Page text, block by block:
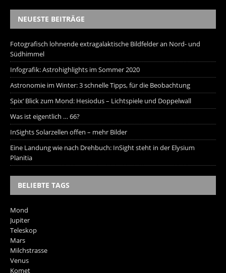
NEUESTE BEITRÄGE
Fotografisch lohnende extragalaktische Bildfelder an Nord- und
Südhimmel
Infografik: Astrohighlights im Sommer 2020
Astronomie im Winter: 3 schnelle Tipps, für die Beobachtung
Spix‘ Blick zum Mond: Hesiodus – Lichtspiele und Doppelwall
Was ist eigentlich … 66?
InSights Solarzellen offen – mehr Bilder
Eine Landung wie nach Drehbuch: InSight steht in der Elysium
Planitia
BELIEBTE TAGS
Mond
Jupiter
Teleskop
Mars
Milchstrasse
Venus
Komet